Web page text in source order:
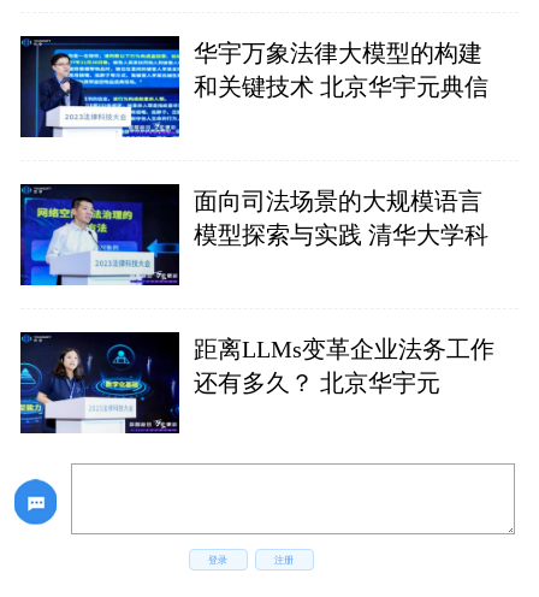
华宇万象法律大模型的构建
和关键技术 北京华宇元典信
面向司法场景的大规模语言
模型探索与实践 清华大学科
距离LLMs变革企业法务工作
还有多久？ 北京华宇元
登录 注册